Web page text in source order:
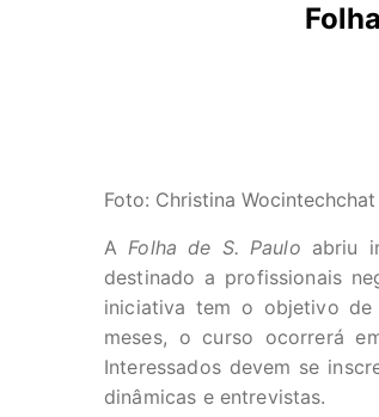
Foto: Christina
AFolha de S. Paulo abriu
destinado a profissionais
iniciativa tem o objetivo
meses, o curso ocorrerá
Interessados devem se
dinâmicas e entrevistas.